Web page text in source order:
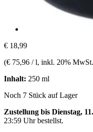
€ 18,99
(€ 75,96 / l, inkl. 20% MwSt.
Inhalt: 250 ml
Noch 7 Stück auf Lager
Zustellung bis Dienstag,
23:59 Uhrbestellst.